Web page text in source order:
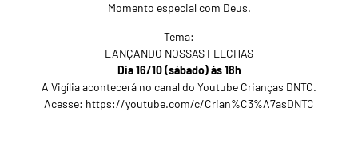
Momento especial com Deus.
Tema:
LANÇANDO NOSSAS FLECHAS
Dia 16/10 (sábado) às 18h
A Vigília acontecerá no canal do Youtube Crianças DNTC.
Acesse: https://youtube.com/c/Crian%C3%A7asDNTC